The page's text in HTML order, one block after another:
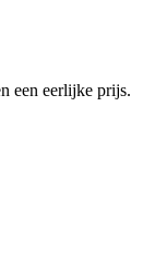
een eerlijke prijs.